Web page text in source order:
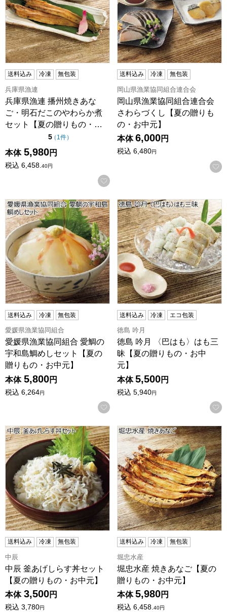
送料込み 冷凍 無包装
兵庫県漁連
兵庫県漁連 播州焼きあな
ご・明石だこのやわらか煮
セット【夏の贈りもの・…
5点（5点満点中）
（ 1件の評価
）
本体 5,980円
税込 6,458.40円
お気に入りに登録する
送料込み 冷凍 無包装
岡山県漁業協同組合連合会
岡山県漁業協同組合連合会
さわらづくし【夏の贈りも
の・お中元】
本体 6,000円
税込 6,480円
愛媛県漁業協同組合 愛鯛の宇和島鯛めしセット【夏の贈り
送料込み 冷凍 無包装
愛媛県漁業協同組合
愛媛県漁業協同組合 愛鯛の
宇和島鯛めしセット【夏の
贈りもの・お中元】
本体 5,800円
税込 6,264円
お気に入りに登録する
徳島 吟月 〈巴はも〉はも三
送料込み 冷凍 エコ包装
徳島 吟月
徳島 吟月 〈巴はも〉はも三
昧【夏の贈りもの・お中
元】
本体 5,500円
税込 5,940円
中辰 釜あげしらす丼セット【夏の贈りもの・お中元】
送料込み 冷凍 無包装
中辰
中辰 釜あげしらす丼セット
【夏の贈りもの・お中元】
本体 3,500円
税込 3,780円
堀忠水産 焼きあなご【夏の
送料込み 冷凍 無包装
堀忠水産
堀忠水産 焼きあなご【夏の
贈りもの・お中元】
本体 5,980円
税込 6,458.40円